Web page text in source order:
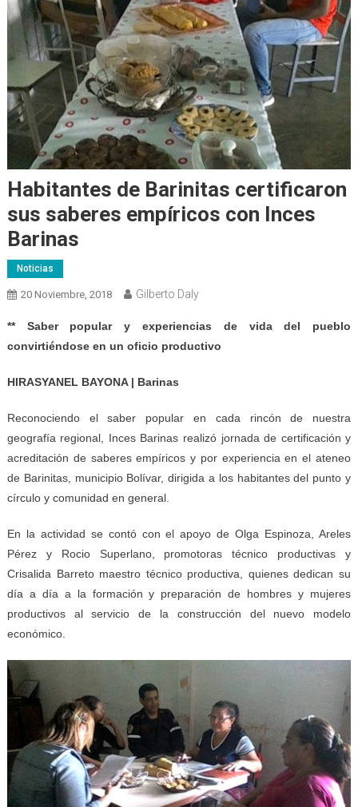
Habitantes de Barinitas certificaron
sus saberes empíricos con Inces
Barinas
Noticias
20 Noviembre, 2018 Gilberto Daly
** Saber popular y experiencias de vida del pueblo
convirtiéndose en un oficio productivo
HIRASYANEL BAYONA | Barinas
Reconociendo el saber popular en cada rincón de nuestra
geografía regional, Inces Barinas realizó jornada de certificación y
acreditación de saberes empíricos y por experiencia en el ateneo
de Barinitas, municipio Bolívar, dirigida a los habitantes del punto y
círculo y comunidad en general.
En la actividad se contó con el apoyo de Olga Espinoza, Areles
Pérez y Rocio Superlano, promotoras técnico productivas y
Crisalida Barreto maestro técnico productiva, quienes dedican su
día a día a la formación y preparación de hombres y mujeres
productivos al servicio de la construcción del nuevo modelo
económico.